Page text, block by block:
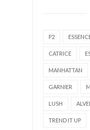
P2
CATRICE
MANHATTAN
GARNIER
LUSH
TREND IT UP